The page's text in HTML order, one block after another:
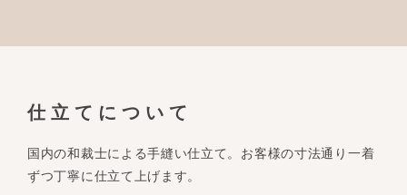
仕立てについて
国内の和裁士による手縫い仕立て。お客様の寸法通り一着
ずつ丁寧に仕立て上げます。